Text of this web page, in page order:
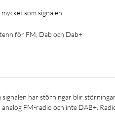
som signalen.
för FM, Dab och Dab+
analog FM-radio och inte DAB+.